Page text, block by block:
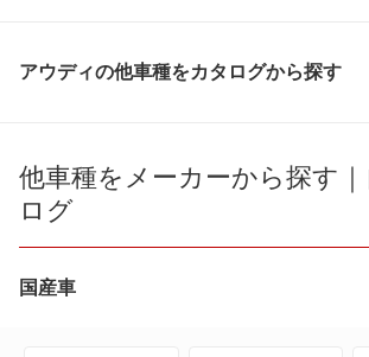
アウディの他車種をカタログから探す
100 アバント
200
80
他車種をメーカーから探す｜
ログ
国産車